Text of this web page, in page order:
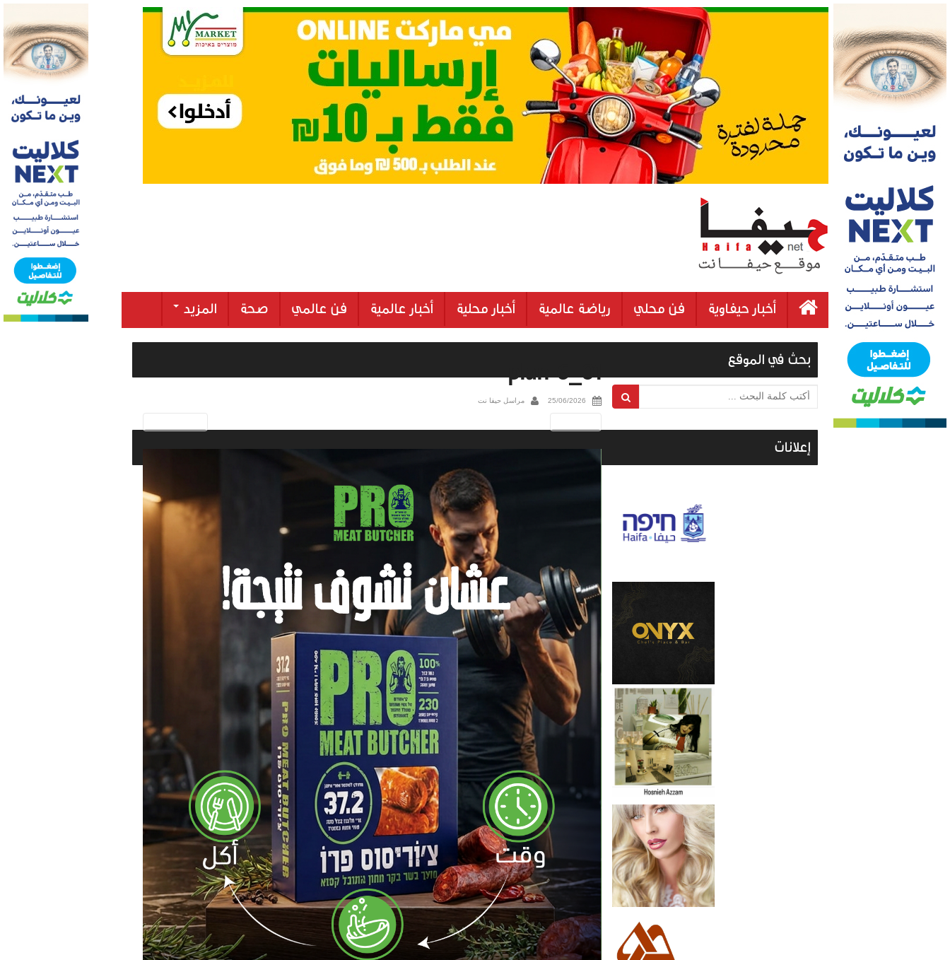
أخبار حيفاوية فن محلي رياضة عالمية أخبار محلية أخبار عالمية فن عالمي صحة المزيد
plan-6_01
25/06/2026 مراسل حيفا نت
بحث في الموقع
أكتب كلمة البحث ...
إعلانات